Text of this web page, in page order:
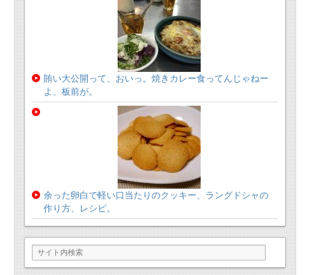
賄い大公開って、おいっ。焼きカレー食ってんじゃねー
よ、板前が。
余った卵白で軽い口当たりのクッキー、ラングドシャの
作り方、レシピ。